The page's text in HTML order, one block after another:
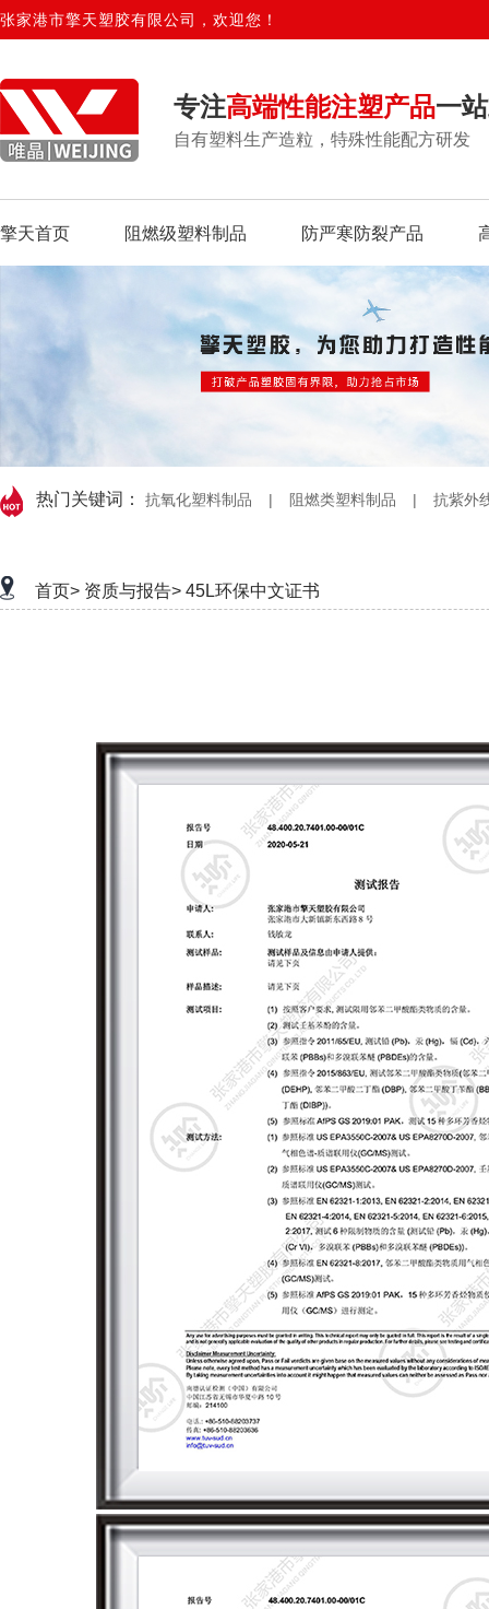
张家港市擎天塑胶有限公司，欢迎您！
专注高端性能注塑产品一
自有塑料生产造粒，特殊性能配方研发
擎天首页 阻燃级塑料制品 防严寒防裂产品
热门关键词： 抗氧化塑料制品 | 阻燃类塑料制品 | 抗紫外
首页> 资质与报告> 45L环保中文证书